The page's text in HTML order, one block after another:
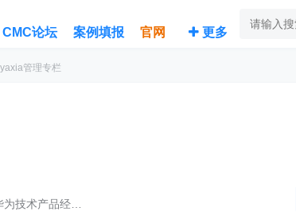
CMC论坛 案例填报 官网 更多
管理专栏